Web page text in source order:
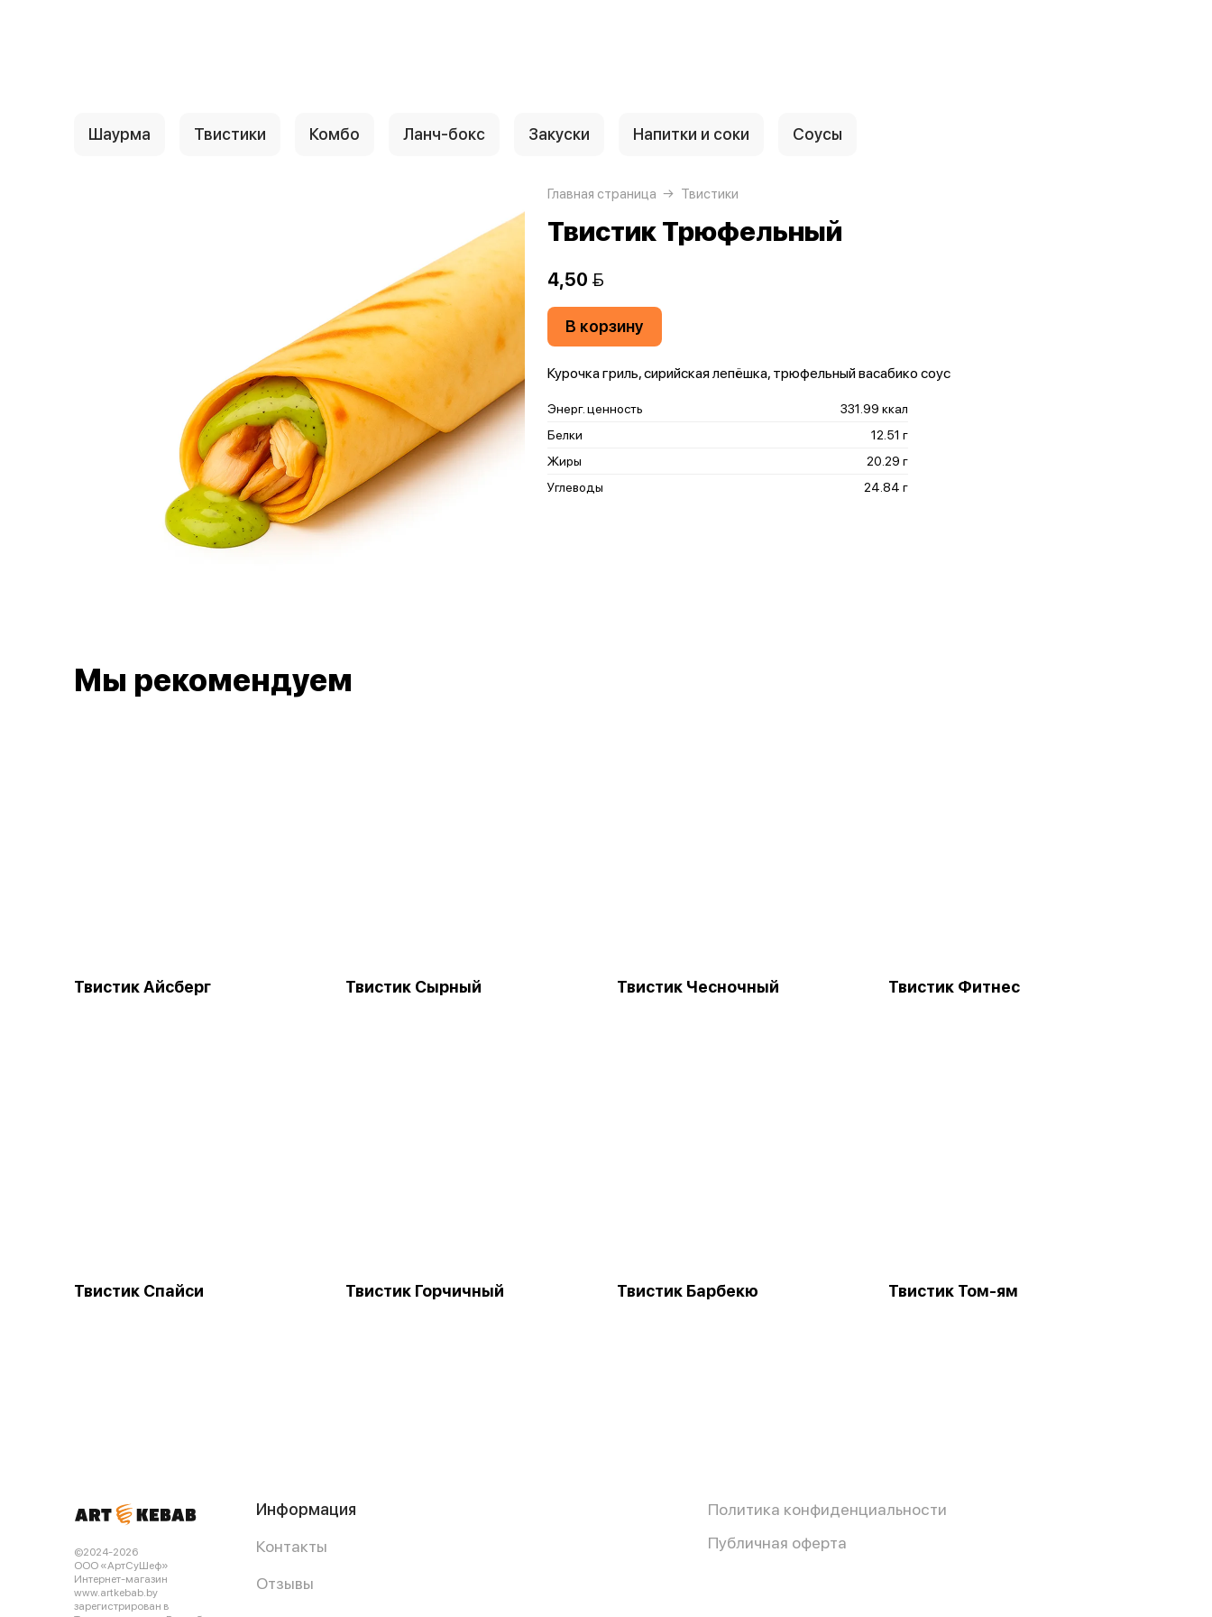
Шаурма Твистики Комбо Ланч-бокс Закуски Напитки и соки Соусы
Главная страница Твистики
Твистик Трюфельный
4,50 
В корзину
Курочка гриль, сирийская лепёшка, трюфельный васабико соус
Энерг. ценность
331.99 ккал
Белки
12.51 г
Жиры
20.29 г
Углеводы
24.84 г
Мы рекомендуем
Твистик Айсберг Твистик Сырный Твистик Чесночный Твистик Фитнес
Твистик Спайси Твистик Горчичный Твистик Барбекю Твистик Том-ям
©2024-2026
ООО «АртСуШеф»
Интернет-магазин
www.artkebab.by
зарегистрирован в
Информация
Контакты
Отзывы
Политика конфиденциальности
Публичная оферта